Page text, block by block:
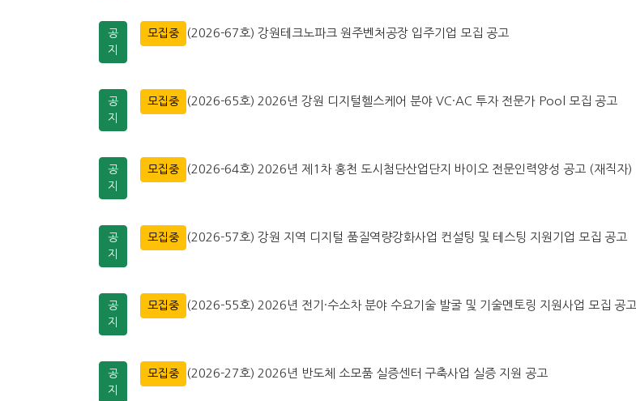
공
지
모집중 (2026-67호) 강원테크노파크 원주벤처공장 입주기업 모집 공고
공
지
모집중 (2026-65호) 2026년 강원 디지털헬스케어 분야 VC·AC 투자 전문가 Pool 모집 공고
공
지
모집중 (2026-64호) 2026년 제1차 홍천 도시첨단산업단지 바이오 전문인력양성 공고 (재직자)
공
지
모집중 (2026-57호) 강원 지역 디지털 품질역량강화사업 컨설팅 및 테스팅 지원기업 모집 공고
공
지
모집중 (2026-55호) 2026년 전기·수소차 분야 수요기술 발굴 및 기술멘토링 지원사업 모집 공고
공
지
모집중 (2026-27호) 2026년 반도체 소모품 실증센터 구축사업 실증 지원 공고